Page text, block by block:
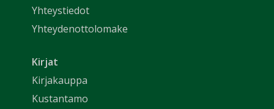
Yhteystiedot
Yhteydenottolomake
Kirjat
Kirjakauppa
Kustantamo